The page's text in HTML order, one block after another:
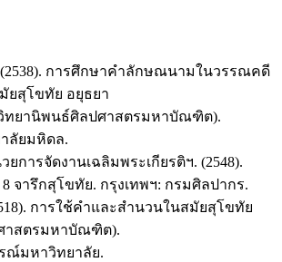
การศึกษาคำลักษณนามในวรรณคดี
ยสุโขทัย อยุธยา
ทยานิพนธ์ศิลปศาสตรมหาบัณฑิต).
ลัยมหิดล.
การจัดงานเฉลิมพระเกียรติฯ. (2548).
จารึกสุโขทัย. กรุงเทพฯ: กรมศิลปากร.
การใช้คำและสำนวนในสมัยสุโขทัย
าสตรมหาบัณฑิต).
ณ์มหาวิทยาลัย.